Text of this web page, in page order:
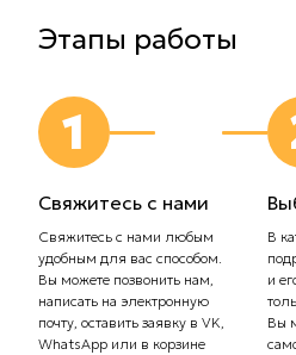
Этапы работы
1
Свяжитесь с нами
Свяжитесь с нами любым
удобным для вас способом.
Вы можете позвонить нам,
написать на электронную
почту, оставить заявку в VK,
WhatsApp или в корзине
В
и
Вы